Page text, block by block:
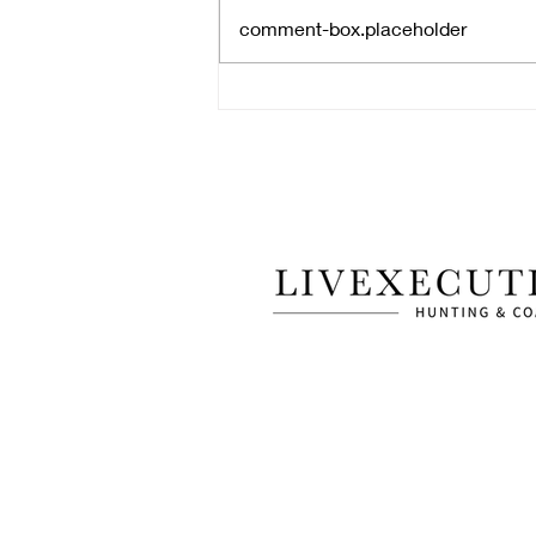
comment-box.placeholder